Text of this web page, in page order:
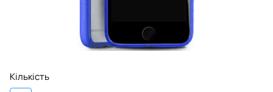
Кількість